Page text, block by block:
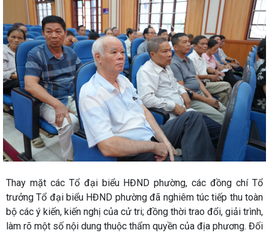
Thay mặt các Tổ đại biểu HĐND phường, các đồng chí Tổ
trưởng Tổ đại biểu HĐND phường đã nghiêm túc tiếp thu toàn
bộ các ý kiến, kiến nghị của cử tri; đồng thời trao đổi, giải trình,
làm rõ một số nội dung thuộc thẩm quyền của địa phương. Đối